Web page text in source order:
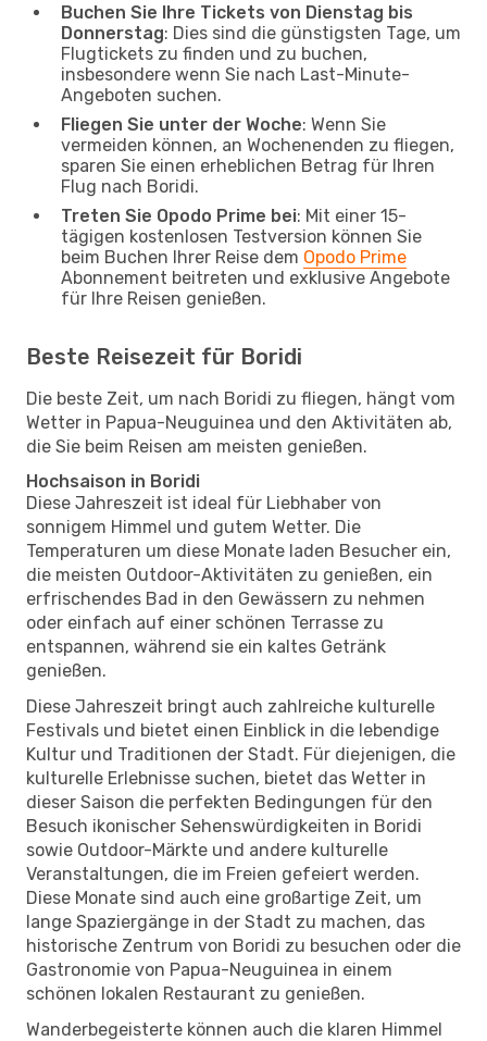
Buchen Sie Ihre Tickets von Dienstag bis
Donnerstag: Dies sind die günstigsten Tage, um
Flugtickets zu finden und zu buchen,
insbesondere wenn Sie nach Last-Minute-
Angeboten suchen.
Fliegen Sie unter der Woche: Wenn Sie
vermeiden können, an Wochenenden zu fliegen,
sparen Sie einen erheblichen Betrag für Ihren
Flug nach Boridi.
Treten Sie Opodo Prime bei: Mit einer 15-
tägigen kostenlosen Testversion können Sie
beim Buchen Ihrer Reise dem Opodo Prime
Abonnement beitreten und exklusive Angebote
für Ihre Reisen genießen.
Beste Reisezeit für Boridi
Die beste Zeit, um nach Boridi zu fliegen, hängt vom
Wetter in Papua-Neuguinea und den Aktivitäten ab,
die Sie beim Reisen am meisten genießen.
Hochsaison in Boridi
Diese Jahreszeit ist ideal für Liebhaber von
sonnigem Himmel und gutem Wetter. Die
Temperaturen um diese Monate laden Besucher ein,
die meisten Outdoor-Aktivitäten zu genießen, ein
erfrischendes Bad in den Gewässern zu nehmen
oder einfach auf einer schönen Terrasse zu
entspannen, während sie ein kaltes Getränk
genießen.
Diese Jahreszeit bringt auch zahlreiche kulturelle
Festivals und bietet einen Einblick in die lebendige
Kultur und Traditionen der Stadt. Für diejenigen, die
kulturelle Erlebnisse suchen, bietet das Wetter in
dieser Saison die perfekten Bedingungen für den
Besuch ikonischer Sehenswürdigkeiten in Boridi
sowie Outdoor-Märkte und andere kulturelle
Veranstaltungen, die im Freien gefeiert werden.
Diese Monate sind auch eine großartige Zeit, um
lange Spaziergänge in der Stadt zu machen, das
historische Zentrum von Boridi zu besuchen oder die
Gastronomie von Papua-Neuguinea in einem
schönen lokalen Restaurant zu genießen.
Wanderbegeisterte können auch die klaren Himmel